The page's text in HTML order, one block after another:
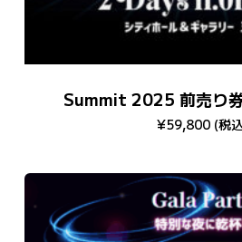
Summit 2025 前売り券
¥59,800 (税